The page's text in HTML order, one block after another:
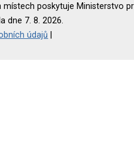
poskytuje Ministerstvo
dne 7. 8. 2026.
údajů